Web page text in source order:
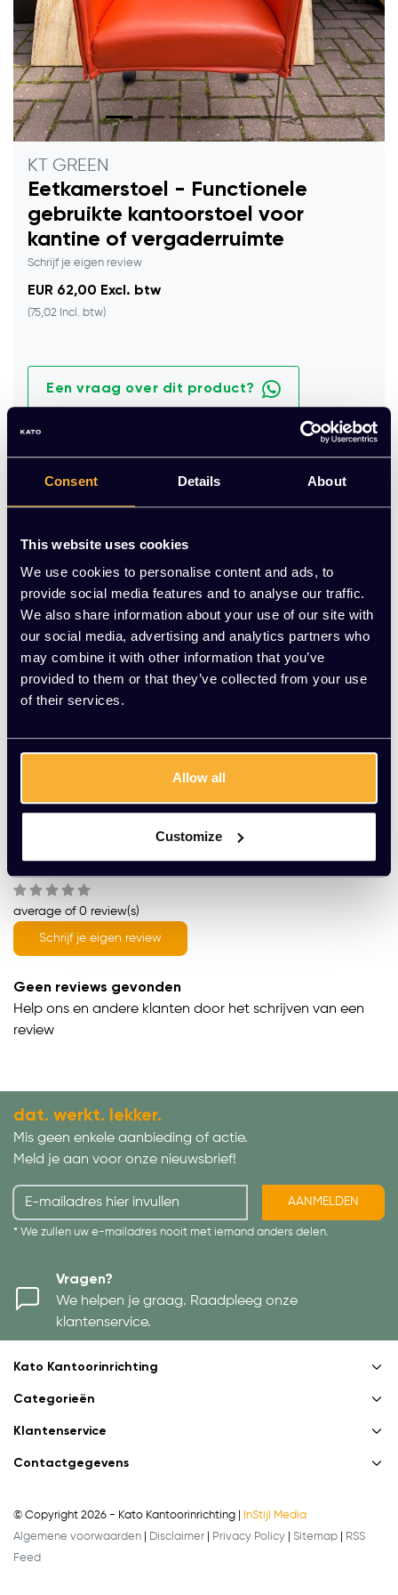
Consent Details About
This website uses cookies
We use cookies to personalise content and ads, to
provide social media features and to analyse our traffic.
We also share information about your use of our site with
our social media, advertising and analytics partners who
may combine it with other information that you’ve
provided to them or that they’ve collected from your use
of their services.
Allow all
Customize
KT GREEN
Eetkamerstoel - Functionele
gebruikte kantoorstoel voor
kantine of vergaderruimte
Schrijf je eigen review
EUR 62,00 Excl. btw
(75,02 Incl. btw)
Een vraag over dit product?
Nu voor €75,00 | KATO Kantoorinrichting
Aantal - +
Toevoegen aan winkelwagen
Vraag jouw persoonlijke aanbieding aan
Meer dan 20 jaar ervaring
Productomschrijving
average of 0 review(s)
Schrijf je eigen review
Geen reviews gevonden
Help ons en andere klanten door het schrijven van een
review
dat. werkt. lekker.
Mis geen enkele aanbieding of actie.
Meld je aan voor onze nieuwsbrief!
AANMELDEN
* We zullen uw e-mailadres nooit met iemand anders delen.
Vragen?
We helpen je graag. Raadpleeg onze
klantenservice.
Kato Kantoorinrichting
Categorieën
Klantenservice
Contactgegevens
© Copyright 2026 - Kato Kantoorinrichting |
InStijl Media
Algemene voorwaarden
Disclaimer Privacy Policy Sitemap
RSS
Feed